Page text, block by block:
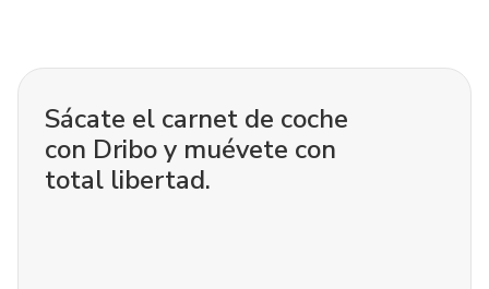
Sácate el carnet de coche
con Dribo y muévete con
total libertad.